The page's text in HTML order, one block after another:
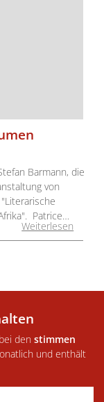
Barmann, die
von
Patrice…
Weiterlesen
den stimmen
und enthält